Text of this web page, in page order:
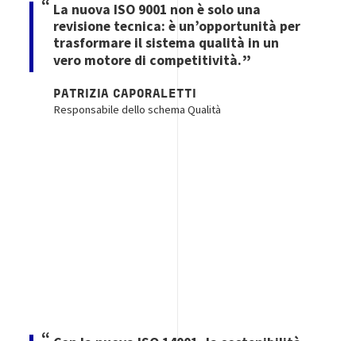
La nuova ISO 9001 non è solo una
revisione tecnica: è un’opportunità per
trasformare il sistema qualità in un
vero motore di competitività.
PATRIZIA CAPORALETTI
Responsabile dello schema Qualità